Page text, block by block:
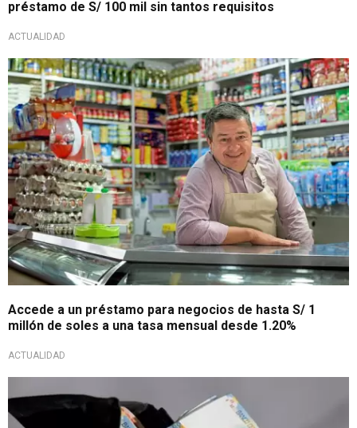
préstamo de S/ 100 mil sin tantos requisitos
ACTUALIDAD
¡Da el paso hacia el éxito!
Accede a un préstamo para negocios de hasta S/ 1
millón de soles a una tasa mensual desde 1.20%
ACTUALIDAD